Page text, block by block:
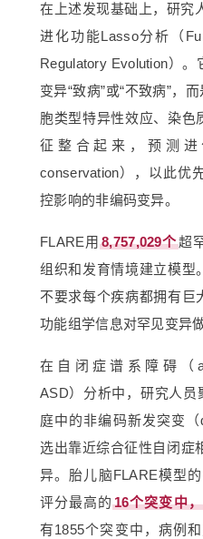
在上述发现基础上，研究
进化功能Lasso分析（
Regulatory Evolution）
变异“致病”或“不致病”，
胞类型特异性效应、染色
征整合起来，预测进
conservation），以此优
控影响的非编码变异。
FLARE用8,757,029个超
组织和发育情境建立模型
不要求每个疾病都拥有巨
功能组学信息对罕见变异
在自闭症谱系障碍（
ASD）分析中，研究人员
庭中的非编码新发突变
选出靠近综合征性自闭症
异。胎儿脑FLARE模型
评分最高的16个突变中
有1855个突变中，病例